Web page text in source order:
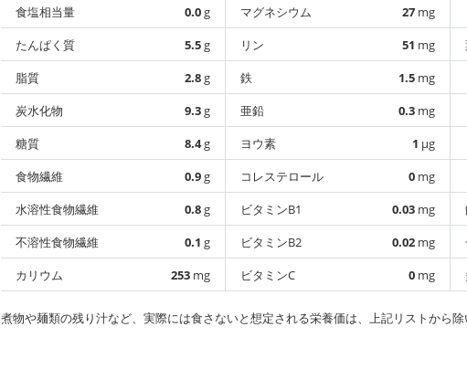
食塩相当量
0.0g
たんぱく質
5.5g
脂質
2.8g
炭水化物
9.3g
糖質
8.4g
食物繊維
0.9g
水溶性食物繊維
0.8g
不溶性食物繊維
0.1 g
カリウム
253 mg
マグネシウム
27 mg
リン
51 mg
鉄
1.5 mg
亜鉛
0.3 mg
ヨウ素
1 µg
コレステロール
0 mg
ビタミンB1
0.03 mg
ビタミンB2
0.02 mg
ビタミンC
0 mg
煮物や麺類の残り汁など、実際には食さないと想定される栄養価は、上記リストから除